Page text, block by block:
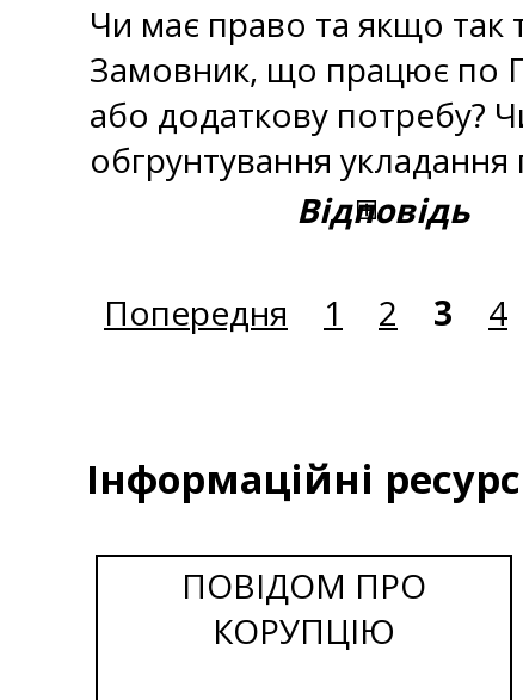
Чи має право та якщо так
Замовник, що працює по
або додаткову потребу?
обгрунтування
Відповідь
Попередня 1 2 3 4
Інформаційні
ПОВІДОМ ПРО
КОРУПЦІЮ